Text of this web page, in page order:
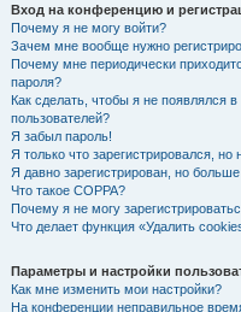
Вход на конференцию и
Почему я не могу войти?
Зачем мне вообще нужно
Почему мне периодически
пароля?
Как сделать, чтобы я не появлялся
пользователей?
Я забыл пароль!
Я только что зарегистрировался, но
Я давно зарегистрирован, но
Что такое COPPA?
Почему я не могу
Что делает функция «Удалить
Параметры и настройки
Как мне изменить мои настройки?
На конференции неправильное